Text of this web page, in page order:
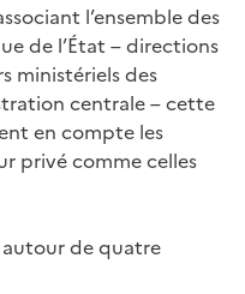
l’ensemble des
de l’État – directions
ministériels des
centrale – cette
en compte les
privé comme celles
de quatre